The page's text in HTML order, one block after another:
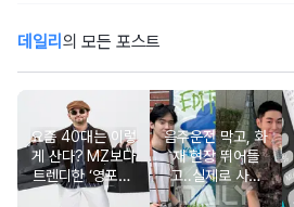
데일리 의 모든 포스트
요즘 40대는 이렇
게 산다? MZ보다
트렌디한 ‘영포티’
분석
음주운전 막고, 화
재 현장 뛰어들
고..실제로 사람
구한 연예인 10